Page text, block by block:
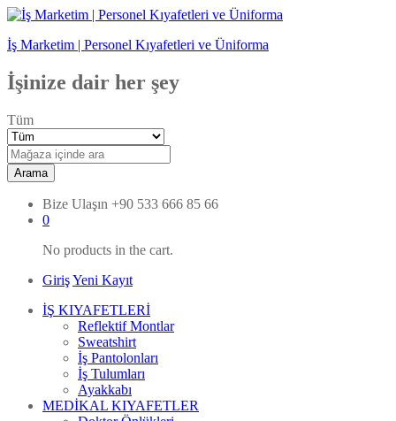
İş Marketim | Personel Kıyafetleri ve Üniforma
İşinize dair her şey
Tüm
Arama
Bize Ulaşın +90 533 666 85 66
0
No products in the cart.
GirişYeni Kayıt
İŞ KIYAFETLERİ
Reflektif Montlar
Sweatshirt
İş Pantolonları
İş Tulumları
Ayakkabı
MEDİKAL KIYAFETLER